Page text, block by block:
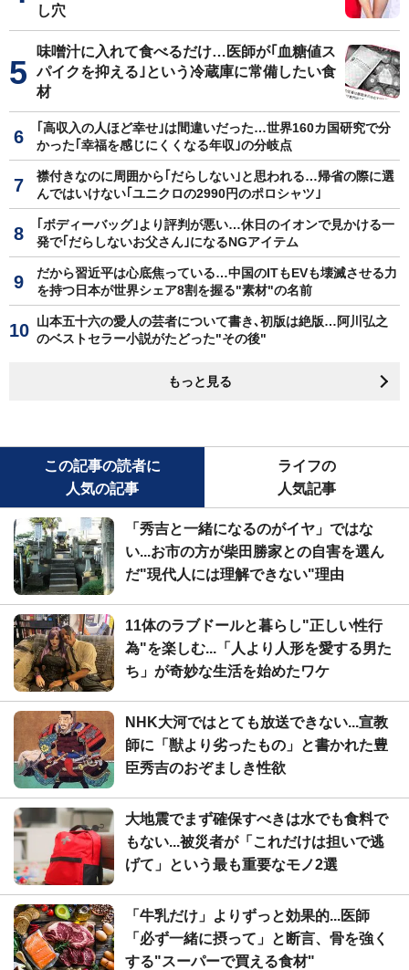
し穴
味噌汁に入れて食べるだけ…医師が｢血糖値ス
パイクを抑える｣という冷蔵庫に常備したい食
材
｢高収入の人ほど幸せ｣は間違いだった…世界160カ国研究で分
かった｢幸福を感じにくくなる年収｣の分岐点
襟付きなのに周囲から｢だらしない｣と思われる…帰省の際に選
んではいけない｢ユニクロの2990円のポロシャツ｣
｢ボディーバッグ｣より評判が悪い…休日のイオンで見かける一
発で｢だらしないお父さん｣になるNGアイテム
だから習近平は心底焦っている…中国のITもEVも壊滅させる力
を持つ日本が世界シェア8割を握る"素材"の名前
山本五十六の愛人の芸者について書き､初版は絶版…阿川弘之
のベストセラー小説がたどった"その後"
もっと見る
この記事の読者に
人気の記事
ライフの
人気記事
「秀吉と一緒になるのがイヤ」ではな
い...お市の方が柴田勝家との自害を選ん
だ"現代人には理解できない"理由
11体のラブドールと暮らし"正しい性行
為"を楽しむ...「人より人形を愛する男た
ち」が奇妙な生活を始めたワケ
NHK大河ではとても放送できない...宣教
師に「獣より劣ったもの」と書かれた豊
臣秀吉のおぞましき性欲
大地震でまず確保すべきは水でも食料で
もない...被災者が「これだけは担いで逃
げて」という最も重要なモノ2選
「牛乳だけ」よりずっと効果的...医師
「必ず一緒に摂って」と断言、骨を強く
する"スーパーで買える食材"